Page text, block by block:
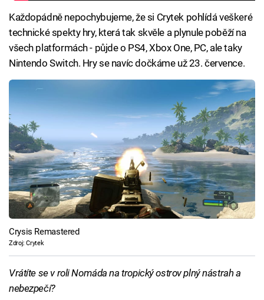
Každopádně nepochybujeme, že si Crytek pohlídá veškeré
technické spekty hry, která tak skvěle a plynule poběží na
všech platformách - půjde o PS4, Xbox One, PC, ale taky
Nintendo Switch. Hry se navíc dočkáme už 23. července.
Crysis Remastered
Zdroj: Crytek
Vrátíte se v roli Nomáda na tropický ostrov plný nástrah a
nebezpečí?